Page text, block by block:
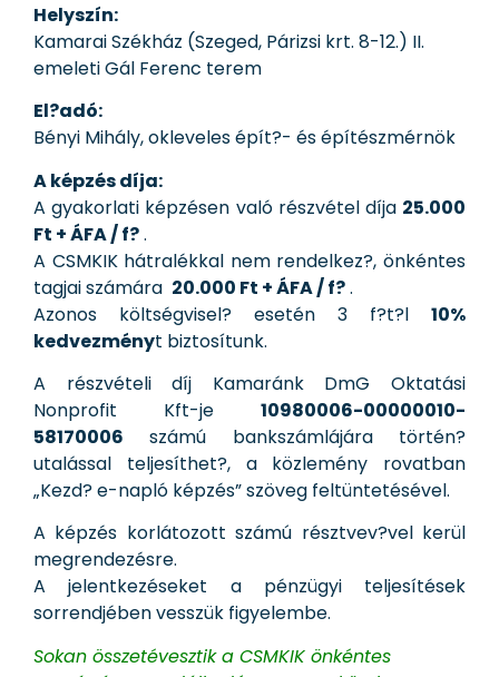
Helyszín:
Kamarai Székház (Szeged, Párizsi krt. 8-12.) II.
emeleti Gál Ferenc terem
El?adó:
Bényi Mihály, okleveles épít?- és építészmérnök
A képzés díja:
A gyakorlati képzésen való részvétel díja 25.000
Ft + ÁFA / f?.
A CSMKIK hátralékkal nem rendelkez?, önkéntes
tagjai számára 20.000 Ft + ÁFA / f?.
Azonos költségvisel? esetén 3 f?t?l 10%
kedvezményt biztosítunk.
A részvételi díj Kamaránk DmG Oktatási
Nonprofit Kft-je 10980006-00000010-
58170006 számú bankszámlájára történ?
utalással teljesíthet?, a közlemény rovatban
„Kezd? e-napló képzés” szöveg feltüntetésével.
A képzés korlátozott számú résztvev?vel kerül
megrendezésre.
A jelentkezéseket a pénzügyi teljesítések
sorrendjében vesszük figyelembe.
Sokan összetévesztik a CSMKIK önkéntes